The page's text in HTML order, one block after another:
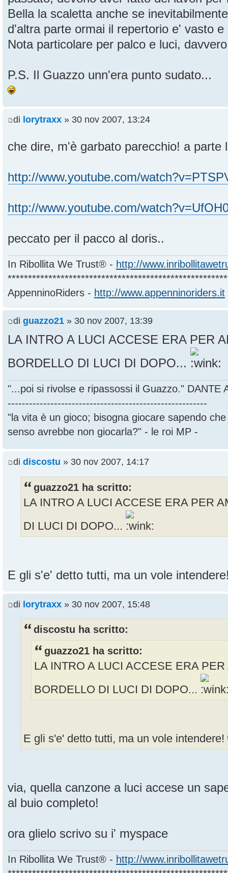
Bella la scaletta anche se
d'altra parte ormai il repertorio e' vasto e
Nota particolare per palco e luci,
P.S. Il Guazzo unn'era punto sudato...
di lorytraxx » 30 nov 2007, 13:24
che dire, m'è garbato parecchio! a
http://www.youtube.com/
http://www.youtube.com/
peccato per il pacco al doris..
In Ribollita We Trust® - http://
AppenninoRiders - http://www.appenninoriders.it
di guazzo21 » 30 nov 2007, 13:39
LA INTRO A LUCI ACCESE ERA PER
BORDELLO DI LUCI DI DOPO...
"...poi si rivolse e ripassossi il Guazzo." DANTE
--------------------------------------------------------
"la vita è un gioco; bisogna giocare sapendo
senso avrebbe non giocarla?" - le roi MP -
di discostu » 30 nov 2007, 14:17
guazzo21 ha scritto:
LA INTRO A LUCI ACCESE ERA PER
DI LUCI DI DOPO...
E gli s'e' detto tutti, ma un vole
di lorytraxx » 30 nov 2007, 15:48
discostu ha scritto:
guazzo21 ha scritto:
LA INTRO A LUCI ACCESE ERA
BORDELLO DI LUCI DI DOPO...
E gli s'e' detto tutti, ma un vole intendere!
via, quella canzone a luci accese un
al buio completo!
ora glielo scrivo su i' myspace
In Ribollita We Trust® - http://